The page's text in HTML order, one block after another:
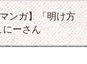
ンガ】「明け方
にーさん